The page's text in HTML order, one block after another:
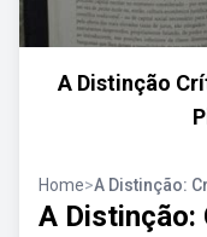
A Distinção
Home>A Distinção:
A Distinção: